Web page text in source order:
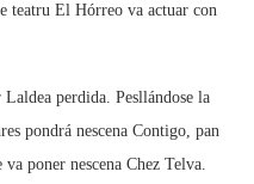
teatru El Hórreo va actuar con
perdida. Pesllándose la
pondrá nescena Contigo, pan
poner nescena Chez Telva.